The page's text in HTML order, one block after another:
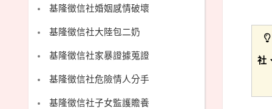
社
基隆徵信社婚姻感情破壞
基隆徵信社大陸包二奶
基隆徵信社家暴證據蒐證
基隆徵信社危險情人分手
基隆徵信社子女監護贍養